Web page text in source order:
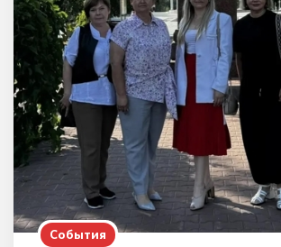
События